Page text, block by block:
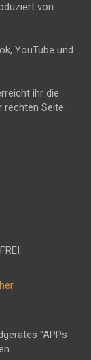
von
YouTube und
ihr die
rechten Seite.
"APPs